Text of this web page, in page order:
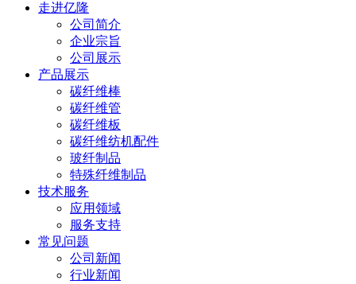
走进亿隆
公司简介
企业宗旨
公司展示
产品展示
碳纤维棒
碳纤维管
碳纤维板
碳纤维纺机配件
玻纤制品
特殊纤维制品
技术服务
应用领域
服务支持
常见问题
公司新闻
行业新闻